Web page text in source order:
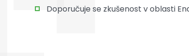
Doporučuje se zkušenost v oblasti